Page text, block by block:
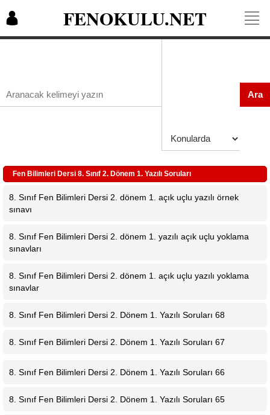
FENOKULU.NET
Ara
Fen Bilimleri Dersi 8. Sınıf 2. Dönem 1. Yazılı Soruları
8. Sınıf Fen Bilimleri Dersi 2. dönem 1. açık uçlu yazılı örnek
sınavı
8. Sınıf Fen Bilimleri Dersi 2. dönem 1. yazılı açık uçlu yoklama
sınavları
8. Sınıf Fen Bilimleri Dersi 2. dönem 1. açık uçlu yazılı yoklama
sınavlar
8. Sınıf Fen Bilimleri Dersi 2. Dönem 1. Yazılı Soruları 68
8. Sınıf Fen Bilimleri Dersi 2. Dönem 1. Yazılı Soruları 67
8. Sınıf Fen Bilimleri Dersi 2. Dönem 1. Yazılı Soruları 66
8. Sınıf Fen Bilimleri Dersi 2. Dönem 1. Yazılı Soruları 65